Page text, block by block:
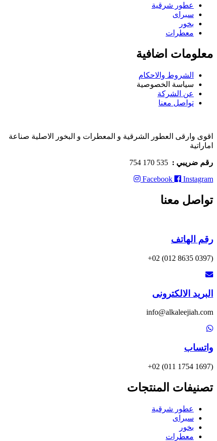
عطور شرقية
سبراى
بخور
معطرات
معلومات اضافية
الشروط والاحكام
سياسة الخصوصية
عن الشركة
تواصل معنا
اقوى وارقى العطور الشرقية و المعطرات و البخور الاصلية صناعة
اماراتية
رقم ضريبي :
Facebook
Instagram
تواصل معنا
رقم الهاتف
(0397 8635 012) 02+
البريد الالكترونى
info@alkaleejiah.com
واتساب
(1697 1754 011) 02+
تصنيفات المنتجات
عطور شرقية
سبراى
بخور
معطرات